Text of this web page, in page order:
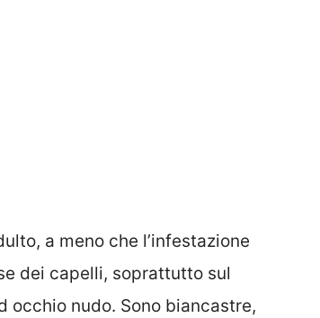
a meno che l’infestazione
dei capelli, soprattutto sul
occhio nudo. Sono biancastre,